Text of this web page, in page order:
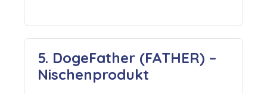
5. DogeFather (FATHER) –
Nischenprodukt